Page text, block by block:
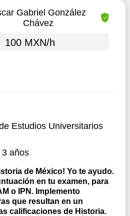
Gabriel González
Chávez
100 MXN/h
Estudios Universitarios
3 años
de México! Yo te ayudo.
en tu examen, para
o IPN. Implemento
que resultan en un
calificaciones de Historia.